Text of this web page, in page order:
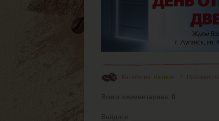
Категория : Разное
Всего комментариев 0
Войдите: